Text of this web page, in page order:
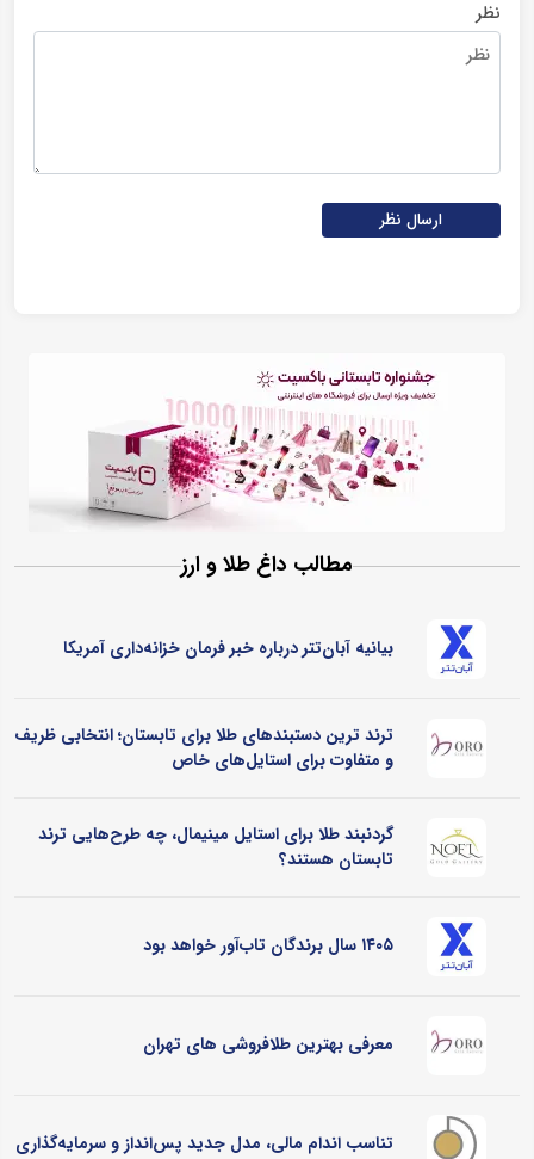
نظر
ارسال نظر
مطالب داغ طلا و ارز
بیانیه آبان‌تتر درباره خبر فرمان خزانه‌داری آمریکا
ترند ترین دستبندهای طلا برای تابستان؛ انتخابی ظریف
و متفاوت برای استایل‌های خاص
گردنبند طلا برای استایل مینیمال، چه طرح‌هایی ترند
تابستان هستند؟
۱۴۰۵ سال برندگان تاب‌آور خواهد بود
معرفی بهترین طلافروشی های تهران
تناسب اندام مالی، مدل جدید پس‌انداز و سرمایه‌گذاری